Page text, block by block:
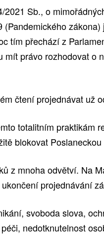
Sb., o
tím přechází z
právo rozhodovat o
čtení projednávat už
totalitním praktikám
blokovat
z mnoha odvětví. Na
projednávání
svoboda slova,
nedotknutelnost